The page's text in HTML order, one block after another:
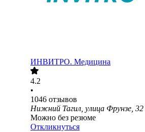
ИНВИТРО. Медицина
4.2
•
1046 отзывов
Нижний Тагил, улица Фрунзе, 32
Можно без резюме
Откликнуться